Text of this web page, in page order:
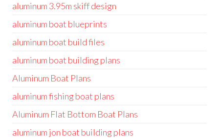
aluminum 3.95m skiff design
aluminum boat blueprints
aluminum boat build files
aluminum boat building plans
Aluminum Boat Plans
aluminum fishing boat plans
Aluminum Flat Bottom Boat Plans
aluminum jon boat building plans